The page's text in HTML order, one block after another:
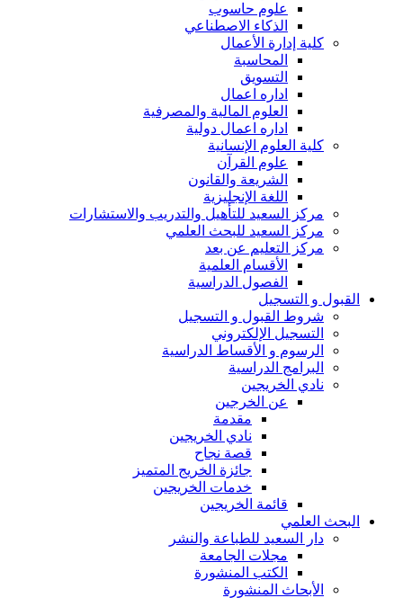
علوم حاسوب
الذكاء الاصطناعي
كلية إدارة الأعمال
المحاسبة
التسويق
اداره اعمال
العلوم المالية والمصرفية
اداره اعمال دولية
كلية العلوم الإنسانية
علوم القرآن
الشريعة والقانون
اللغة الإنجليزية
مركز السعيد للتأهيل والتدريب والاستشارات
مركز السعيد للبحث العلمي
مركز التعليم عن بعد
الأقسام العلمية
الفصول الدراسية
القبول و التسجيل
شروط القبول و التسجيل
التسجيل الإلكتروني
الرسوم و الأقساط الدراسية
البرامج الدراسية
نادي الخريجين
عن الخرجين
مقدمة
نادي الخريجين
قصة نجاح
جائزة الخريج المتميز
خدمات الخريجين
قائمة الخريجين
البحث العلمي
دار السعيد للطباعة والنشر
مجلات الجامعة
الكتب المنشورة
الأبحاث المنشورة